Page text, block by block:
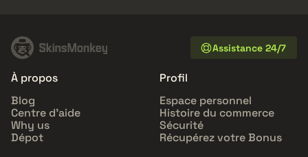
Assistance 24/7
À propos
Blog
Centre d'aide
Why us
Dépot
Profil
Espace personnel
Histoire du commerce
Sécurité
Récupérez votre Bonus